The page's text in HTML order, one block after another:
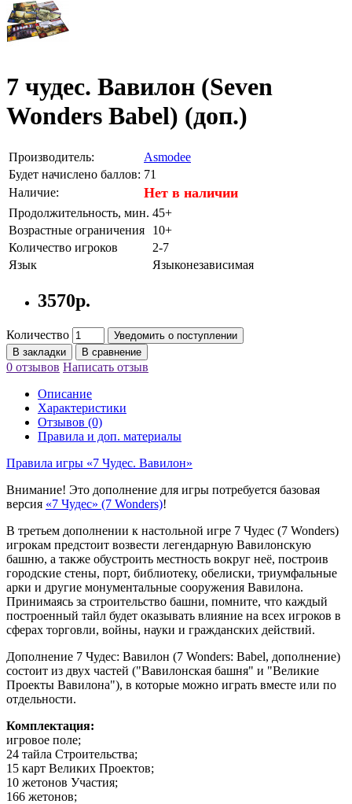
7 чудес. Вавилон (Seven
Wonders Babel) (доп.)
Производитель:
Asmodee
Будет начислено баллов: 71
Наличие:
Нет в наличии
Продолжительность, мин. 45+
Возрастные ограничения
10+
Количество игроков
2-7
Язык
Языконезависимая
3570р.
Количество
Уведомить о поступлении
В закладки
В сравнение
0 отзывов Написать отзыв
Описание
Характеристики
Отзывов (0)
Правила и доп. материалы
Правила игры «7 Чудес. Вавилон»
Внимание! Это дополнение для игры потребуется базовая
версия «7 Чудес» (7 Wonders)!
В третьем дополнении к настольной игре 7 Чудес (7 Wonders)
игрокам предстоит возвести легендарную Вавилонскую
башню, а также обустроить местность вокруг неё, построив
городские стены, порт, библиотеку, обелиски, триумфальные
арки и другие монументальные сооружения Вавилона.
Принимаясь за строительство башни, помните, что каждый
построенный тайл будет оказывать влияние на всех игроков в
сферах торговли, войны, науки и гражданских действий.
Дополнение 7 Чудес: Вавилон (7 Wonders: Babel, дополнение)
состоит из двух частей ("Вавилонская башня" и "Великие
Проекты Вавилона"), в которые можно играть вместе или по
отдельности.
Комплектация:
игровое поле;
24 тайла Строительства;
15 карт Великих Проектов;
10 жетонов Участия;
166 жетонов;